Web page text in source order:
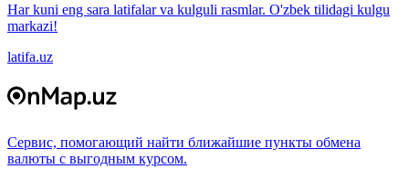
Har kuni eng sara latifalar va kulguli rasmlar. O'zbek tilidagi kulgu
markazi!
latifa.uz
Сервис, помогающий найти ближайшие пункты обмена
валюты с выгодным курсом.